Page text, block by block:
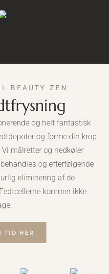
BEAUTY ZEN
og helt fantastisk
og forme din krop
målretter og nedkøler
og efterfølgende
eliminering af de
kommer ikke
TID HER